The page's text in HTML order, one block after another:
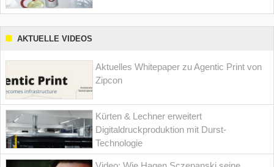
AKTUELLE VIDEOS
Aktuelles Whitepaper zu Agentic Print von
Zipcon
Kürten & Lechner erweitert
Digitaldruckproduktion mit Durst-
Technologie